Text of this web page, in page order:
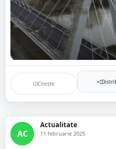
Citește
AC
Actualitate
11 februarie 2025